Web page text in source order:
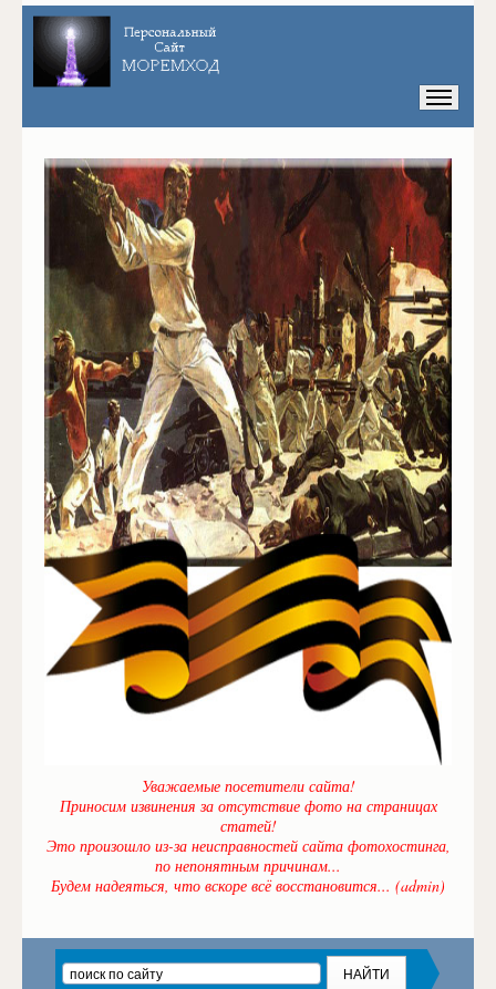
Уважаемые посетители сайта!
Приносим извинения за отсутствие фото на страницах
статей!
Это произошло из-за неисправностей сайта фотохостинга,
по непонятным причинам...
Будем надеяться, что вскоре всё восстановится... (admin)